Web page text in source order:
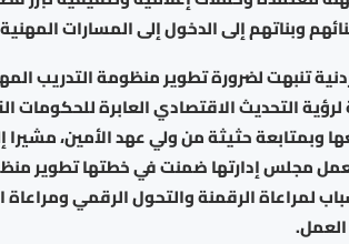
وبناتهم إلى الدخول إلى المسارات
تنبهت لضرورة تطوير منظومة التدريب
لرؤية التحديث الاقتصادي العابرة للحكومات
وبمتابعة حثيثة من ولي عهد الأمين،
مجلس إدارتها ضمنت في خطتها تطوير
لمراعاة الرقمنة والتحول الرقمي ومراعاة